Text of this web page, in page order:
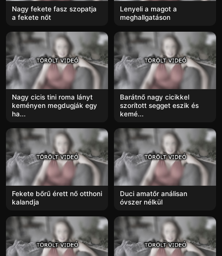
Nagy fekete fasz szopatja
a fekete nőt
Lenyeli a magot a
meghallgatáson
Nagy cicis tini roma lányt
keményen megdugják egy
ha...
Barátnő nagy cicikkel
szorított segget eszik és
kemé...
Fekete bőrű érett nő otthoni
kalandja
Duci amatőr análisan
óvszer nélkül